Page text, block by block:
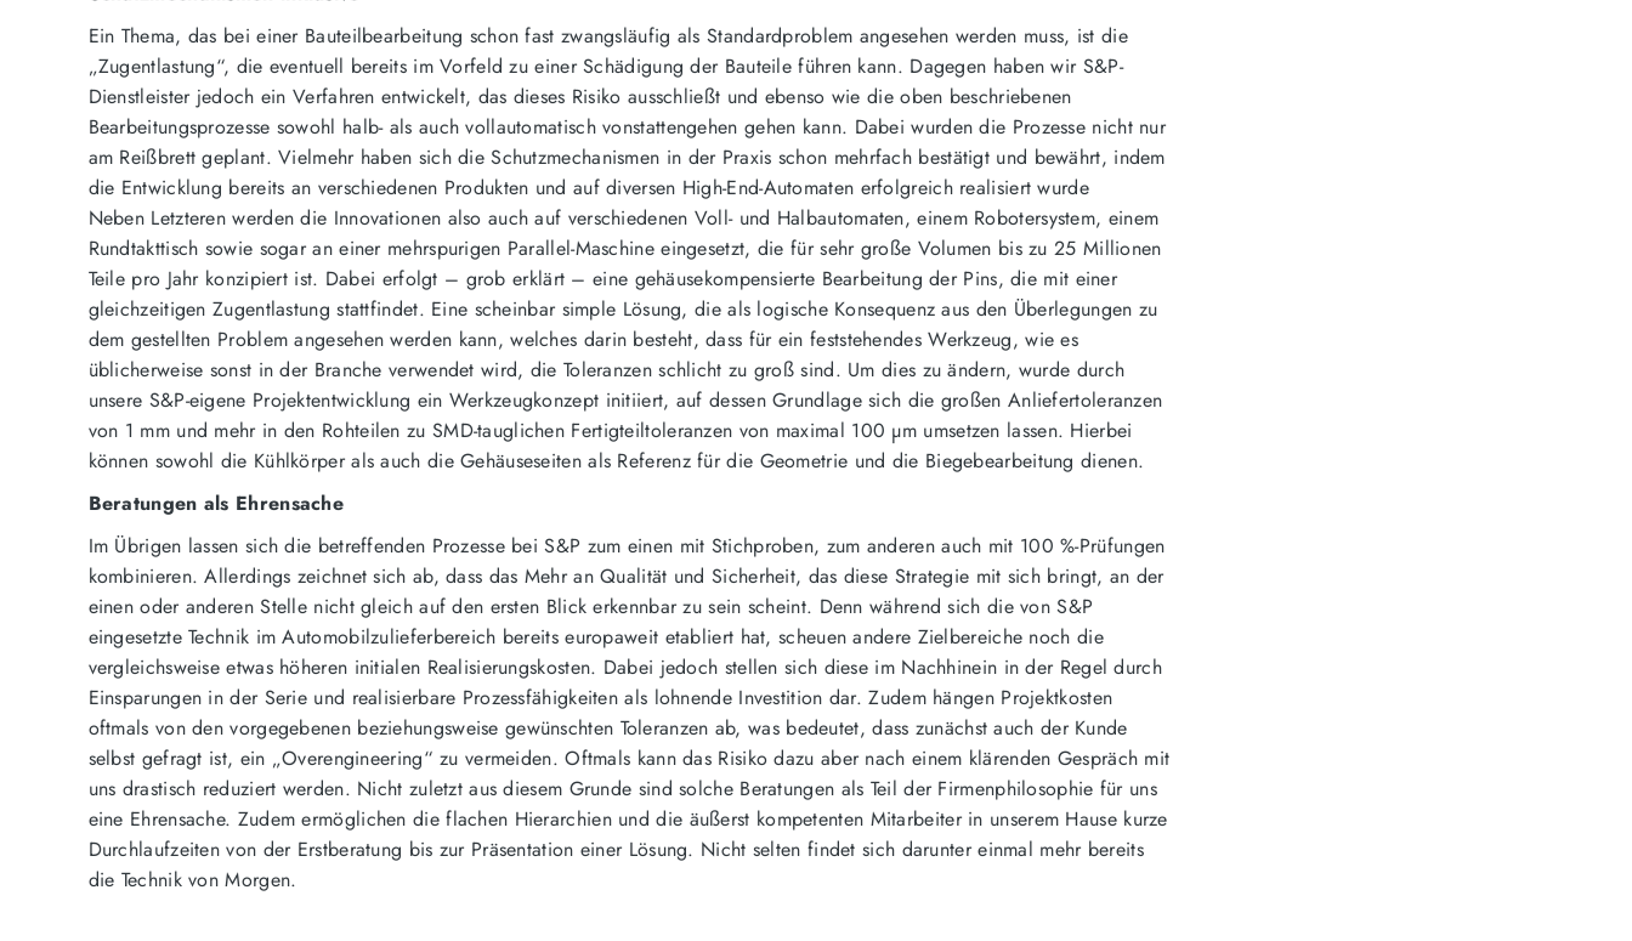
Ein Thema, das bei einer Bauteilbearbeitung schon fast zwangsläufig als Standardproblem angesehen werden muss, ist die
„Zugentlastung“, die eventuell bereits im Vorfeld zu einer Schädigung der Bauteile führen kann. Dagegen haben wir S&P-
Dienstleister jedoch ein Verfahren entwickelt, das dieses Risiko ausschließt und ebenso wie die oben beschriebenen
Bearbeitungsprozesse sowohl halb- als auch vollautomatisch vonstattengehen gehen kann. Dabei wurden die Prozesse nicht nur
am Reißbrett geplant. Vielmehr haben sich die Schutzmechanismen in der Praxis schon mehrfach bestätigt und bewährt, indem
die Entwicklung bereits an verschiedenen Produkten und auf diversen High-End-Automaten erfolgreich realisiert wurde
Neben Letzteren werden die Innovationen also auch auf verschiedenen Voll- und Halbautomaten, einem Robotersystem, einem
Rundtakttisch sowie sogar an einer mehrspurigen Parallel-Maschine eingesetzt, die für sehr große Volumen bis zu 25 Millionen
Teile pro Jahr konzipiert ist. Dabei erfolgt – grob erklärt – eine gehäusekompensierte Bearbeitung der Pins, die mit einer
gleichzeitigen Zugentlastung stattfindet. Eine scheinbar simple Lösung, die als logische Konsequenz aus den Überlegungen zu
dem gestellten Problem angesehen werden kann, welches darin besteht, dass für ein feststehendes Werkzeug, wie es
üblicherweise sonst in der Branche verwendet wird, die Toleranzen schlicht zu groß sind. Um dies zu ändern, wurde durch
unsere S&P-eigene Projektentwicklung ein Werkzeugkonzept initiiert, auf dessen Grundlage sich die großen Anliefertoleranzen
von 1 mm und mehr in den Rohteilen zu SMD-tauglichen Fertigteiltoleranzen von maximal 100 µm umsetzen lassen. Hierbei
können sowohl die Kühlkörper als auch die Gehäuseseiten als Referenz für die Geometrie und die Biegebearbeitung dienen.
Beratungen als Ehrensache
Im Übrigen lassen sich die betreffenden Prozesse bei S&P zum einen mit Stichproben, zum anderen auch mit 100 %-Prüfungen
kombinieren. Allerdings zeichnet sich ab, dass das Mehr an Qualität und Sicherheit, das diese Strategie mit sich bringt, an der
einen oder anderen Stelle nicht gleich auf den ersten Blick erkennbar zu sein scheint. Denn während sich die von S&P
eingesetzte Technik im Automobilzulieferbereich bereits europaweit etabliert hat, scheuen andere Zielbereiche noch die
vergleichsweise etwas höheren initialen Realisierungskosten. Dabei jedoch stellen sich diese im Nachhinein in der Regel durch
Einsparungen in der Serie und realisierbare Prozessfähigkeiten als lohnende Investition dar. Zudem hängen Projektkosten
oftmals von den vorgegebenen beziehungsweise gewünschten Toleranzen ab, was bedeutet, dass zunächst auch der Kunde
selbst gefragt ist, ein „Overengineering“ zu vermeiden. Oftmals kann das Risiko dazu aber nach einem klärenden Gespräch mit
uns drastisch reduziert werden. Nicht zuletzt aus diesem Grunde sind solche Beratungen als Teil der Firmenphilosophie für uns
eine Ehrensache. Zudem ermöglichen die flachen Hierarchien und die äußerst kompetenten Mitarbeiter in unserem Hause kurze
Durchlaufzeiten von der Erstberatung bis zur Präsentation einer Lösung. Nicht selten findet sich darunter einmal mehr bereits
die Technik von Morgen.